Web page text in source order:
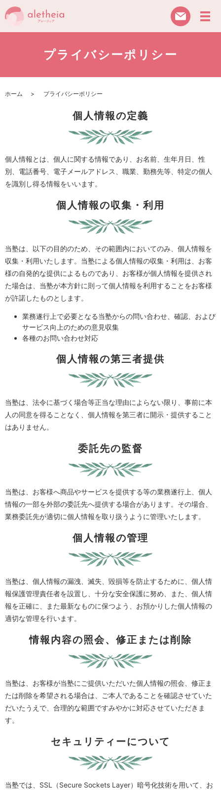
プライバシーポリシー
ホーム プライバシーポリシー
個人情報の定義
個人情報とは、個人に関する情報であり、お名前、生年月日、性
別、電話番号、電子メールアドレス、職業、勤務先等、特定の個人
を識別し得る情報をいいます。
個人情報の収集・利用
当塾は、以下の目的のため、その範囲内においてのみ、個人情報を
収集・利用いたします。当塾による個人情報の収集・利用は、お客
様の自発的な提供によるものであり、お客様が個人情報を提供され
た場合は、当塾が本方針に則って個人情報を利用することをお客様
が許諾したものとします。
業務遂行上で必要となる当塾からの問い合わせ、確認、および
サービス向上のための意見収集
各種のお問い合わせ対応
個人情報の第三者提供
当塾は、法令に基づく場合等正当な理由によらない限り、事前に本
人の同意を得ることなく、個人情報を第三者に開示・提供すること
はありません。
委託先の監督
当塾は、お客様へ商品やサービスを提供する等の業務遂行上、個人
情報の一部を外部の委託先へ提供する場合があります。その場合、
業務委託先が適切に個人情報を取り扱うように管理いたします。
個人情報の管理
当塾は、個人情報の漏洩、滅失、毀損等を防止するために、個人情
報保護管理責任者を設置し、十分な安全保護に努め、また、個人情
報を正確に、また最新なものに保つよう、お預かりした個人情報の
適切な管理を行います。
情報内容の照会、修正または削除
当塾は、お客様が当塾にご提供いただいた個人情報の照会、修正ま
たは削除を希望される場合は、ご本人であることを確認させていた
だいたうえで、合理的な範囲ですみやかに対応させていただきま
す。
セキュリティーについて
当塾では、SSL（Secure Sockets Layer）暗号化技術を用いて、お